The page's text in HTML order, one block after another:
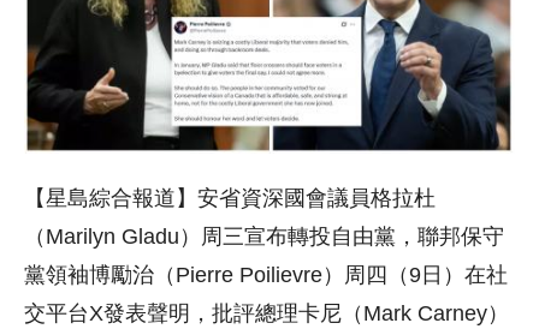
【星島綜合報道】安省資深國會議員格拉杜
（Marilyn Gladu）周三宣布轉投自由黨，聯邦保守
黨領袖博勵治（ Pierre Poilievre） 周四（9日）在社
交平台X發表聲明，批評總理卡尼（ Mark Carney）